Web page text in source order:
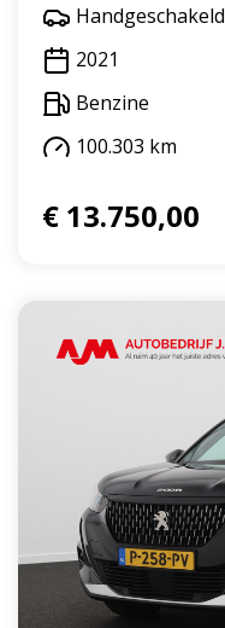
Handgeschakeld
2021
Benzine
100.303 km
€ 13.750,00